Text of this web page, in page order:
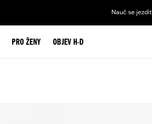
Nauč se jezdit
PRO ŽENY OBJEV H-D